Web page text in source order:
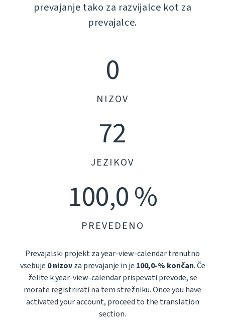
prevajanje tako za razvijalce kot za
prevajalce.
0
NIZOV
72
JEZIKOV
100,0 %
PREVEDENO
Prevajalski projekt za year-view-calendar trenutno
vsebuje 0 nizovza prevajanje in je 100,0-% končan. Če
želite k year-view-calendar prispevati prevode, se
morate registrirati na tem strežniku. Once you have
activated your account, proceed to the translation
section.